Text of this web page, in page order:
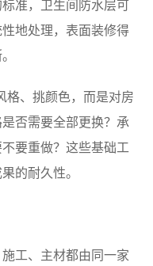
准，卫生间防水层可
地处理，表面装修得
格、挑颜色，而是对房
否需要全部更换？承
要重做？这些基础工
的耐久性。
工、主材都由同一家